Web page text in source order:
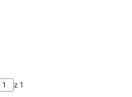
z 1